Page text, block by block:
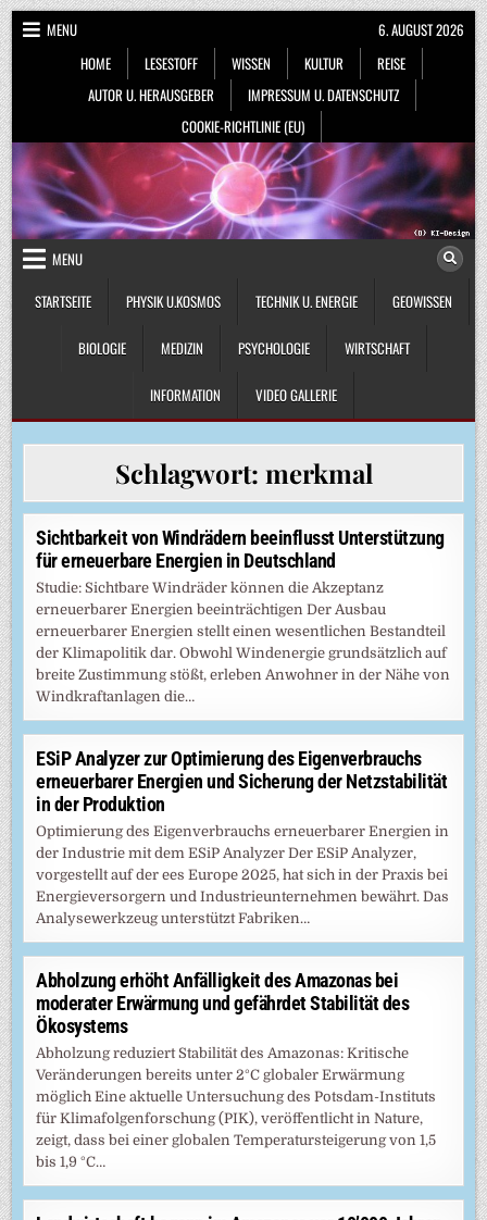
Skip
to
content
MENU
HOME
LESESTOFF WISSEN KULTUR
REISE
AUTOR U. HERAUSGEBER
IMPRESSUM U. DATENSCHUTZ
COOKIE-RICHTLINIE (EU)
6. AUGUST 2026
MENU
STARTSEITE
PHYSIK U.KOSMOS TECHNIK U. ENERGIE GEOWISSEN
BIOLOGIE MEDIZIN PSYCHOLOGIE WIRTSCHAFT
INFORMATION VIDEO GALLERIE
Schlagwort: merkmal
Sichtbarkeit von Windrädern beeinflusst Unterstützung
für erneuerbare Energien in Deutschland
Studie: Sichtbare Windräder können die Akzeptanz
erneuerbarer Energien beeinträchtigen Der Ausbau
erneuerbarer Energien stellt einen wesentlichen Bestandteil
der Klimapolitik dar. Obwohl Windenergie grundsätzlich auf
breite Zustimmung stößt, erleben Anwohner in der Nähe von
Windkraftanlagen die…
ESiP Analyzer zur Optimierung des Eigenverbrauchs
erneuerbarer Energien und Sicherung der Netzstabilität
in der Produktion
Optimierung des Eigenverbrauchs erneuerbarer Energien in
der Industrie mit dem ESiP Analyzer Der ESiP Analyzer,
vorgestellt auf der ees Europe 2025, hat sich in der Praxis bei
Energieversorgern und Industrieunternehmen bewährt. Das
Analysewerkzeug unterstützt Fabriken…
Abholzung erhöht Anfälligkeit des Amazonas bei
moderater Erwärmung und gefährdet Stabilität des
Ökosystems
Abholzung reduziert Stabilität des Amazonas: Kritische
Veränderungen bereits unter 2°C globaler Erwärmung
möglich Eine aktuelle Untersuchung des Potsdam-Instituts
für Klimafolgenforschung (PIK), veröffentlicht in Nature,
zeigt, dass bei einer globalen Temperatursteigerung von 1,5
bis 1,9 °C…